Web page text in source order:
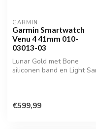
GARMIN
Garmin Smartwatch
Venu 4 41mm 010-
03013-03
Lunar Gold met Bone
siliconen band en Light
€599,99